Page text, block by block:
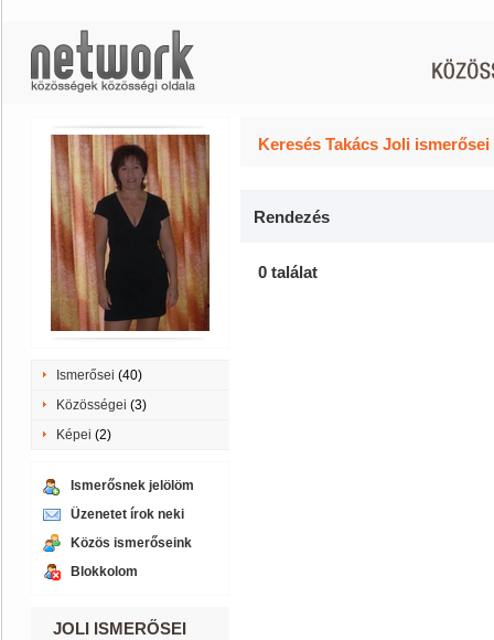
Ismerősei (40)
Közösségei (3)
Képei (2)
Ismerősnek jelölöm
Üzenetet írok neki
Közös ismerőseink
Blokkolom
JOLI ISMERŐSEI
Keresés Takács Joli
Rendezés
0 találat